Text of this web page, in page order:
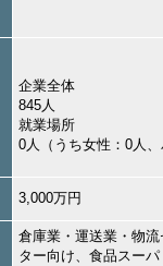
企業全体
845人
就業場所
0人（うち女性：0人、
3,000万円
倉庫業・運送業・物
ター向け、食品スーパ